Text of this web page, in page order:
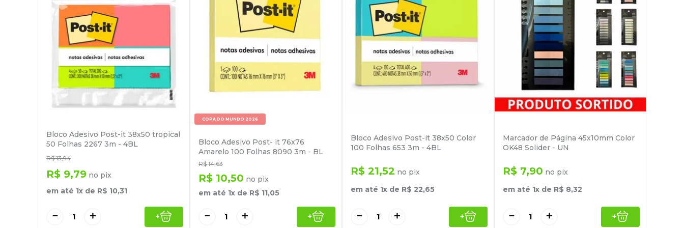
Bloco Adesivo Post-it 38x50 tropical
50 Folhas 2267 3m - 4BL
R$ 13,94
R$ 9,79 no pix
em até 1x de R$ 10,31
＋
－ +
COPA DO MUNDO 2026
Bloco Adesivo Post- it 76x76
Amarelo 100 Folhas 8090 3m - BL
R$ 14,63
R$ 10,50 no pix
em até 1x de R$ 11,05
＋
－ +
Bloco Adesivo Post-it 38x50 Color
100 Folhas 653 3m - 4BL
R$ 21,52 no pix
em até 1x de R$ 22,65
＋
－ +
Marcador de Página 45x10mm Color
OK48 Solider - UN
R$ 7,90 no pix
em até 1x de R$ 8,32
＋
－ +